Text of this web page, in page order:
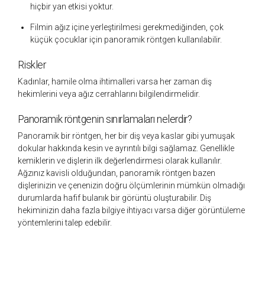
hiçbir yan etkisi yoktur.
Filmin ağız içine yerleştirilmesi gerekmediğinden, çok
küçük çocuklar için panoramik röntgen kullanılabilir.
Riskler
Kadınlar, hamile olma ihtimalleri varsa her zaman diş
hekimlerini veya ağız cerrahlarını bilgilendirmelidir.
Panoramik röntgenin sınırlamaları nelerdir?
Panoramik bir röntgen, her bir diş veya kaslar gibi yumuşak
dokular hakkında kesin ve ayrıntılı bilgi sağlamaz. Genellikle
kemiklerin ve dişlerin ilk değerlendirmesi olarak kullanılır.
Ağzınız kavisli olduğundan, panoramik röntgen bazen
dişlerinizin ve çenenizin doğru ölçümlerinin mümkün olmadığı
durumlarda hafif bulanık bir görüntü oluşturabilir. Diş
hekiminizin daha fazla bilgiye ihtiyacı varsa diğer görüntüleme
yöntemlerini talep edebilir.